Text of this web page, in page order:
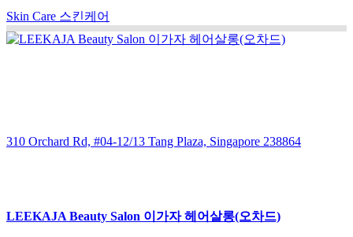
Skin Care 스킨케어
310 Orchard Rd, #04-12/13 Tang Plaza, Singapore 238864
LEEKAJA Beauty Salon 이가자 헤어살롱(오차드)